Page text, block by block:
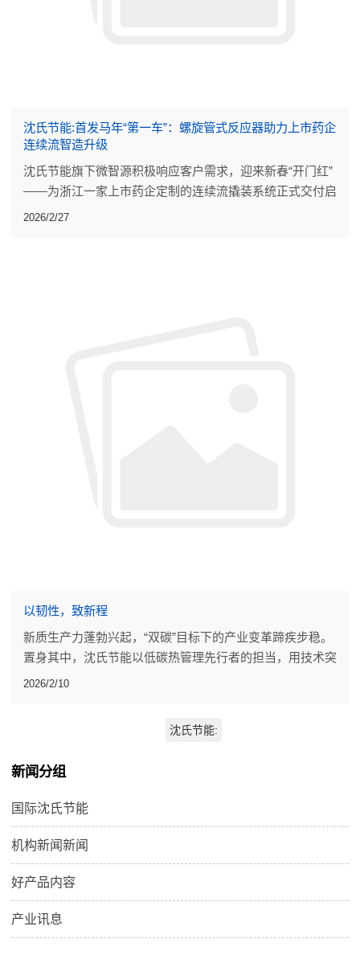
沈氏节能:首发马年“第一车”：螺旋管式反应器助力上市药企
连续流智造升级
沈氏节能旗下微智源积极响应客户需求，迎来新春“开门红”
——为浙江一家上市药企定制的连续流撬装系统正式交付启
运。
2026/2/27
以韧性，致新程
新质生产力蓬勃兴起，“双碳”目标下的产业变革蹄疾步稳。
置身其中，沈氏节能以低碳热管理先行者的担当，用技术突
破、落地成果，为行业发展添砖加瓦。
2026/2/10
沈氏节能:
新闻分组
国际沈氏节能
机构新闻新闻
好产品内容
产业讯息